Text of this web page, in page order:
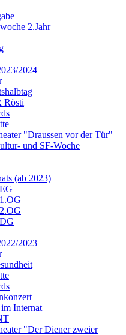
2.Jahr
2024
Rösti
"Draussen vor der Tür"
und SF-Woche
(ab 2023)
2023
Internat
"Der Diener zweier